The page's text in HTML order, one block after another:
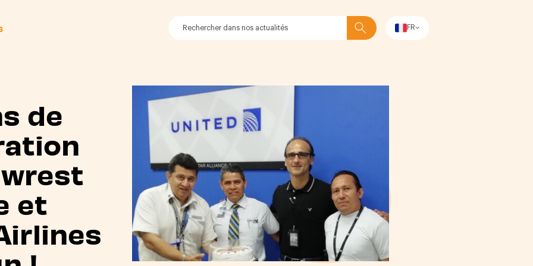
Rechercher
FR
de
et